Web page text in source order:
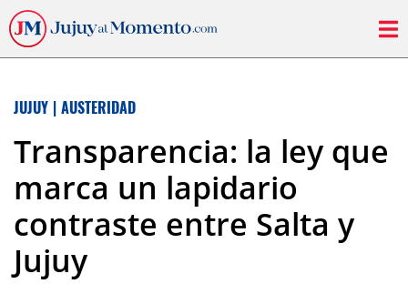
JUJUY | AUSTERIDAD
Transparencia: la ley que
marca un lapidario
contraste entre Salta y
Jujuy